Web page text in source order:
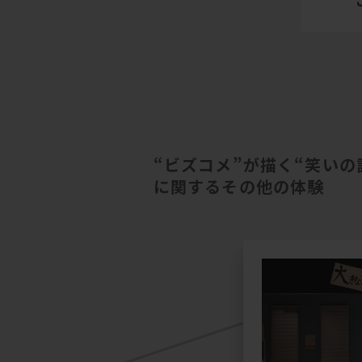
“ビズコメ”が描く“笑い
に関するその他の体験